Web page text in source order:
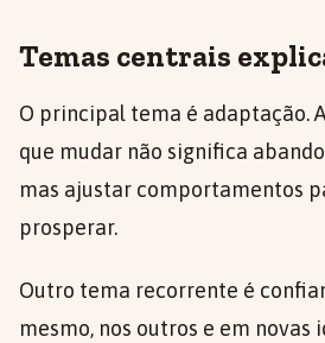
Temas centrais
O principal tema é adaptação.
que mudar não significa
mas ajustar comportamentos
prosperar.
Outro tema recorrente é
mesmo, nos outros e em novas